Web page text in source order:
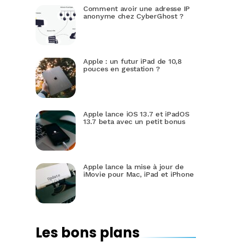
Comment avoir une adresse IP
anonyme chez CyberGhost ?
Apple : un futur iPad de 10,8
pouces en gestation ?
Apple lance iOS 13.7 et iPadOS
13.7 beta avec un petit bonus
Apple lance la mise à jour de
iMovie pour Mac, iPad et iPhone
Les bons plans